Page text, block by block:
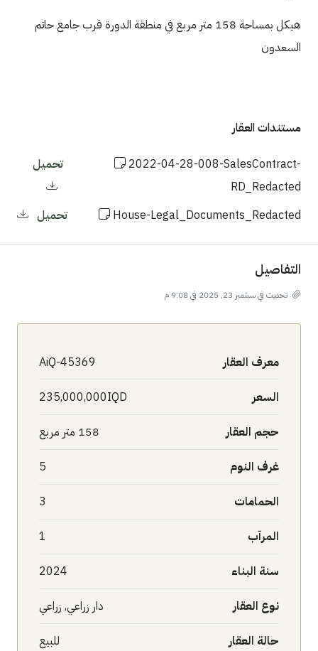
هيكل بمساحة 158 متر مربع في منطقة الدورة قرب جامع حاتم
السعدون
مستندات العقار
2022-04-28-008-SalesContract-
RD_Redacted
تحميل
House-Legal_Documents_Redacted تحميل
التفاصيل
تحديث في سبتمبر 23, 2025 في 9:08 م
معرف العقار AiQ-45369
السعر 235,000,000IQD
حجم العقار 158 متر مربع
غرف النوم 5
الحمامات 3
المرآب 1
سنة البناء 2024
نوع العقار دار زراعي, زراعي
حالة العقار للبيع